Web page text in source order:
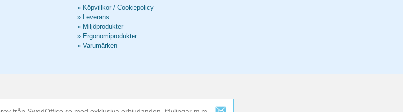
» Köpvillkor / Cookiepolicy
» Leverans
» Miljöprodukter
» Ergonomiprodukter
» Varumärken